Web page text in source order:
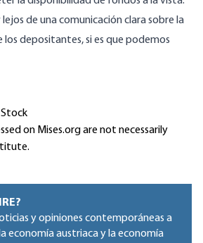
de una comunicación clara sobre la
los depositantes, si es que podemos
on Mises.org are not necessarily
y opiniones contemporáneas a
economía austriaca y la economía